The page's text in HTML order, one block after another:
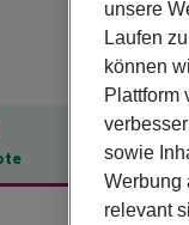
unsere
Laufen
können
Plattform
sowie
Werbung
relevant